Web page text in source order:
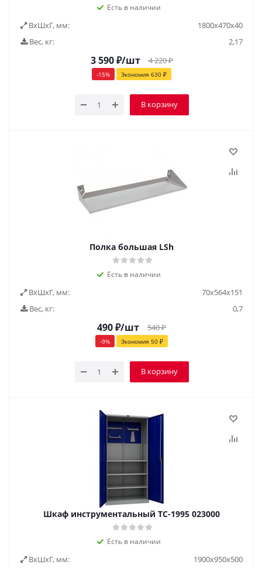
Есть в наличии
ВxШxГ, мм:
1800x470x40
Вес, кг:
2,17
3 590₽/шт 4 220₽
-15% Экономия 630 ₽
В корзину
Полка большая LSh
Есть в наличии
ВxШxГ, мм:
70x564x151
Вес, кг:
0,7
490₽/шт 540₽
-9% Экономия 50 ₽
В корзину
Шкаф инструментальный TC-1995 023000
Есть в наличии
ВxШxГ, мм: 1900х950х500